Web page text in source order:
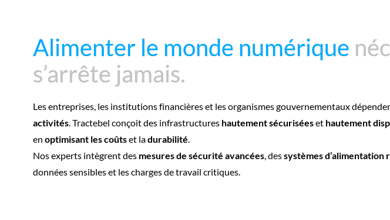
Alimenter le monde numérique
s’arrête jamais.
Alimenter le monde numérique
s’arrête jamais.
Les entreprises, les institutions financières et les organismes gouvernementaux
activités. Tractebel conçoit des infrastructures hautement sécuriséeset hautement
en optimisant les coûtset ladurabilité.
Nos experts intègrent des mesures de sécurité avancées, dessystèmes d’alimentation
données sensibles et les charges de travail critiques.